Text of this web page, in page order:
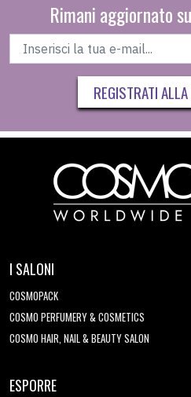
Rimani aggiornato
REGISTRATI
I SALONI
COSMOPACK
COSMO PERFUMERY & COSMETICS
COSMO HAIR, NAIL & BEAUTY SALON
ESPORRE